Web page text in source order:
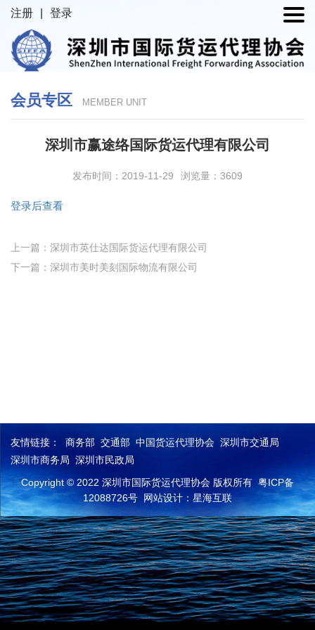
注册 登录
会员专区 MEMBER UNIT
深圳市赢途络国际货运代理有限公司
发布时间：2019-11-29 浏览量：3609
登录后查看
上一篇：深圳市英仕达国际货运代理有限公司
下一篇：深圳市美时美刻国际物流有限公司
友情链接： 商务部 交通部 中国货运代理协会 深圳市交通局
深圳市商务局 深圳市民政局
Copyright © 2022 深圳市国际货运代理协会 版权所有 粤ICP备
12088726号 网站设计：星海互联